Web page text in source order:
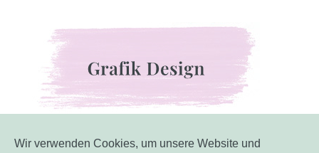
Wir verwenden Cookies, um unsere Website und